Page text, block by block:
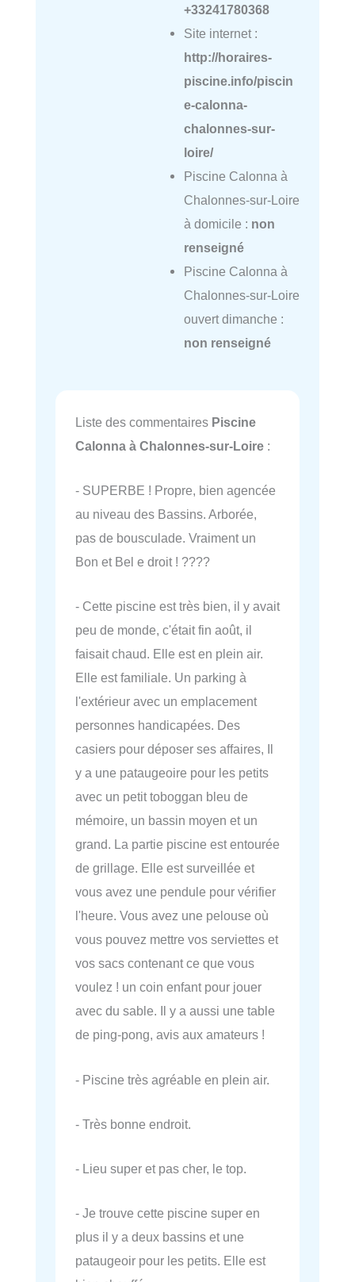
+33241780368
Site internet :
http://horaires-
piscine.info/piscin
e-calonna-
chalonnes-sur-
loire/
Piscine Calonna à
Chalonnes-sur-Loire
à domicile : non
renseigné
Piscine Calonna à
Chalonnes-sur-Loire
ouvert dimanche :
non renseigné
Liste des commentaires Piscine
Calonna à Chalonnes-sur-Loire :
- SUPERBE ! Propre, bien agencée
au niveau des Bassins. Arborée,
pas de bousculade. Vraiment un
Bon et Bel e droit ! ????
- Cette piscine est très bien, il y avait
peu de monde, c'était fin août, il
faisait chaud. Elle est en plein air.
Elle est familiale. Un parking à
l'extérieur avec un emplacement
personnes handicapées. Des
casiers pour déposer ses affaires, Il
y a une pataugeoire pour les petits
avec un petit toboggan bleu de
mémoire, un bassin moyen et un
grand. La partie piscine est entourée
de grillage. Elle est surveillée et
vous avez une pendule pour vérifier
l'heure. Vous avez une pelouse où
vous pouvez mettre vos serviettes et
vos sacs contenant ce que vous
voulez ! un coin enfant pour jouer
avec du sable. Il y a aussi une table
de ping-pong, avis aux amateurs !
- Piscine très agréable en plein air.
- Très bonne endroit.
- Lieu super et pas cher, le top.
- Je trouve cette piscine super en
plus il y a deux bassins et une
pataugeoir pour les petits. Elle est